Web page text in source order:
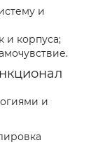
и
и корпуса;
и